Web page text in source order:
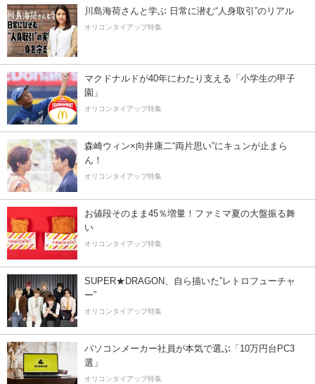
川島海荷さんと学ぶ 日常に潜む“人身取引”のリアル
オリコンタイアップ特集
マクドナルドが40年にわたり支える「小学生の甲子
園」
オリコンタイアップ特集
森崎ウィン×向井康二“両片思い”にキュンが止まら
ん！
オリコンタイアップ特集
お値段そのまま45％増量！ファミマ夏の大盤振る舞
い
オリコンタイアップ特集
SUPER★DRAGON、自ら描いた”レトロフューチャ
ー”
オリコンタイアップ特集
パソコンメーカー社員が本気で選ぶ「10万円台PC3
選」
オリコンタイアップ特集